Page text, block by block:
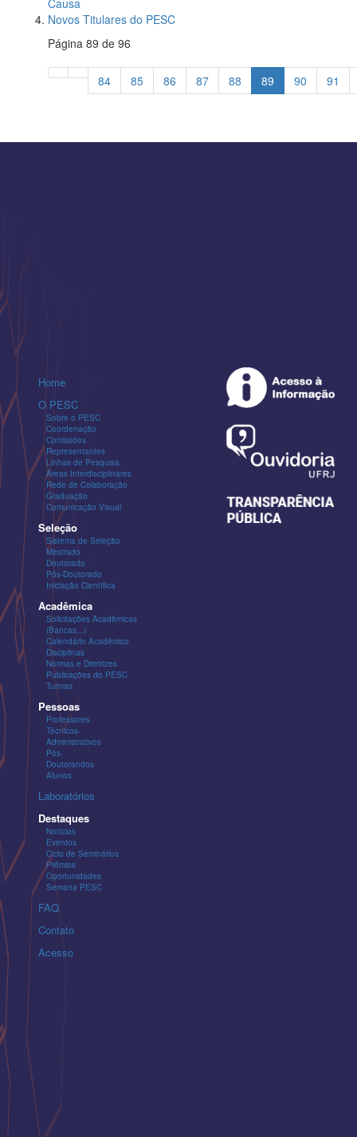
Novos Titulares do PESC
Página 89 de 96
84 85 86 87 88 89 90 91
Home
O PESC
Sobre o PESC
Coordenação
Comissões
Representantes
Linhas de Pesquisa
Áreas Interdisciplinares
Rede de Colaboração
Graduação
Comunicação Visual
Seleção
Sistema de Seleção
Mestrado
Doutorado
Pós-Doutorado
Iniciação Científica
Acadêmica
Solicitações Acadêmicas
(Bancas...)
Calendário Acadêmico
Disciplinas
Normas e Diretrizes
Publicações do PESC
Turmas
Pessoas
Professores
Técnicos-
Administrativos
Pós-
Doutorandos
Alunos
Laboratórios
Destaques
Notícias
Eventos
Ciclo de Seminários
Prêmios
Oportunidades
Semana PESC
FAQ
Contato
Acesso